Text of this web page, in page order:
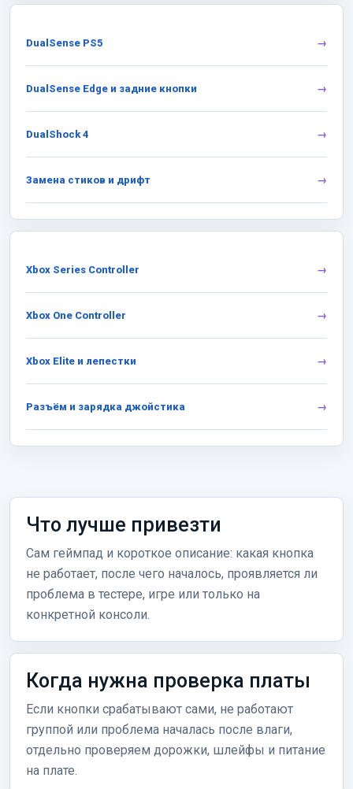
DualSense PS5
DualSense Edge и задние кнопки
DualShock 4
Замена стиков и дрифт
Xbox Series Controller
Xbox One Controller
Xbox Elite и лепестки
Разъём и зарядка джойстика
Что лучше привезти
Сам геймпад и короткое описание: какая кнопка
не работает, после чего началось, проявляется ли
проблема в тестере, игре или только на
конкретной консоли.
Когда нужна проверка платы
Если кнопки срабатывают сами, не работают
группой или проблема началась после влаги,
отдельно проверяем дорожки, шлейфы и питание
на плате.